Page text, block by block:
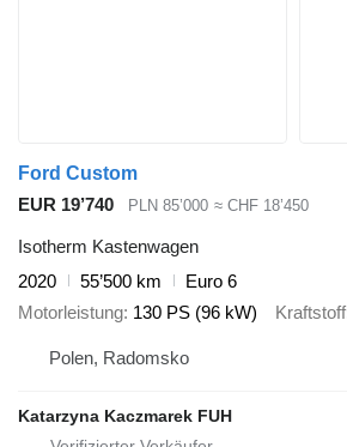
Ford Custom
EUR 19’740
PLN 85’000 ≈ CHF 18’450
Isotherm Kastenwagen
2020
55’500 km
Euro 6
Motorleistung 130 PS (96 kW) Kraftstoff
Polen, Radomsko
Katarzyna Kaczmarek FUH